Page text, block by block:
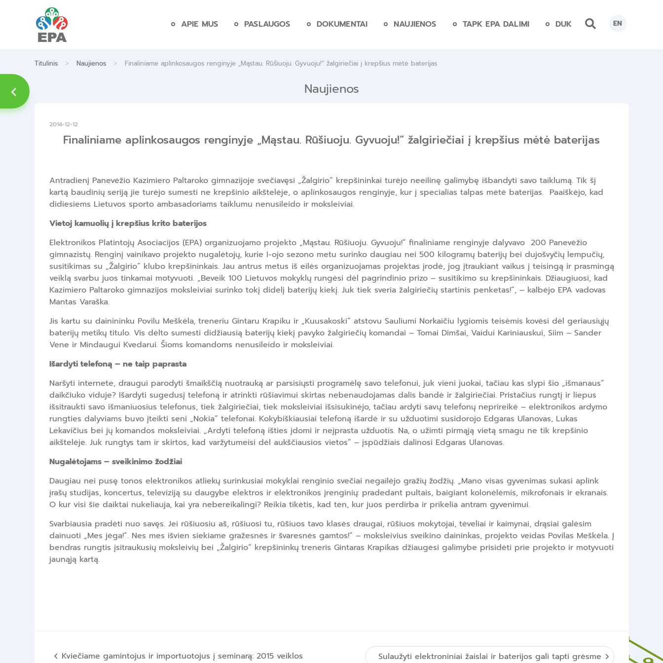
APIE MUS PASLAUGOS DOKUMENTAI NAUJIENOS TAPK EPA DALIMI DUK EN
Titulinis > Naujienos > Finaliniame aplinkosaugos renginyje „Mąstau. Rūšiuoju. Gyvuoju!” žalgiriečiai į krepšius mėtė baterijas
Naujienos
2014-12-12
Finaliniame aplinkosaugos renginyje „Mąstau. Rūšiuoju. Gyvuoju!” žalgiriečiai į krepšius mėtė baterijas
Antradienį Panevėžio Kazimiero Paltaroko gimnazijoje svečiavęsi „Žalgirio“ krepšininkai turėjo neeilinę galimybę išbandyti savo taiklumą. Tik šį
kartą baudinių seriją jie turėjo sumesti ne krepšinio aikštelėje, o aplinkosaugos renginyje, kur į specialias talpas mėtė baterijas. Paaiškėjo, kad
didiesiems Lietuvos sporto ambasadoriams taiklumu nenusileido ir moksleiviai.
Vietoj kamuolių į krepšius krito baterijos
Elektronikos Platintojų Asociacijos (EPA) organizuojamo projekto „Mąstau. Rūšiuoju. Gyvuoju!“ finaliniame renginyje dalyvavo 200 Panevėžio
gimnazistų. Renginį vainikavo projekto nugalėtojų, kurie I-ojo sezono metu surinko daugiau nei 500 kilogramų baterijų bei dujošvyčių lempučių,
susitikimas su „Žalgirio“ klubo krepšininkais. Jau antrus metus iš eilės organizuojamas projektas įrodė, jog įtraukiant vaikus į teisingą ir prasmingą
veiklą svarbu juos tinkamai motyvuoti. „Beveik 100 Lietuvos mokyklų rungėsi dėl pagrindinio prizo – susitikimo su krepšininkais. Džiaugiuosi, kad
Kazimiero Paltaroko gimnazijos moksleiviai surinko tokį didelį baterijų kiekį. Juk tiek sveria žalgiriečių startinis penketas!”, – kalbėjo EPA vadovas
Mantas Varaška.
Jis kartu su dainininku Povilu Meškėla, treneriu Gintaru Krapiku ir „Kuusakoski“ atstovu Sauliumi Norkaičiu lygiomis teisėmis kovėsi dėl geriausiųjų
baterijų metikų titulo. Vis dėlto sumesti didžiausią baterijų kiekį pavyko žalgiriečių komandai – Tomai Dimšai, Vaidui Kariniauskui, Siim – Sander
Vene ir Mindaugui Kvedarui. Šioms komandoms nenusileido ir moksleiviai.
Išardyti telefoną – ne taip paprasta
Naršyti internete, draugui parodyti šmaikščią nuotrauką ar parsisiųsti programėlę savo telefonui, juk vieni juokai, tačiau kas slypi šio „išmanaus“
daikčiuko viduje? Išardyti sugedusį telefoną ir atrinkti rūšiavimui skirtas nebenaudojamas dalis bandė ir žalgiriečiai. Pristačius rungtį ir liepus
išsitraukti savo išmaniuosius telefonus, tiek žalgiriečiai, tiek moksleiviai išsisukinėjo, tačiau ardyti savų telefonų neprireikė – elektronikos ardymo
rungties dalyviams buvo įteikti seni „Nokia“ telefonai. Kokybiškiausiai telefoną išardė ir su užduotimi susidorojo Edgaras Ulanovas, Lukas
Lekavičius bei jų komandos moksleiviai. „Ardyti telefoną išties įdomi ir neįprasta užduotis. Na, o užimti pirmąją vietą smagu ne tik krepšinio
aikštelėje. Juk rungtys tam ir skirtos, kad varžytumeisi dėl aukščiausios vietos“ – įspūdžiais dalinosi Edgaras Ulanovas.
Nugalėtojams – sveikinimo žodžiai
Daugiau nei pusę tonos elektronikos atliekų surinkusiai mokyklai renginio svečiai negailėjo gražių žodžių. „Mano visas gyvenimas sukasi aplink
įrašų studijas, koncertus, televiziją su daugybe elektros ir elektronikos įrenginių: pradedant pultais, baigiant kolonėlėmis, mikrofonais ir ekranais.
O kur visi šie daiktai nukeliauja, kai yra nebereikalingi? Reikia tikėtis, kad ten, kur juos perdirba ir prikelia antram gyvenimui.
Svarbiausia pradėti nuo savęs. Jei rūšiuosiu aš, rūšiuosi tu, rūšiuos tavo klasės draugai, rūšiuos mokytojai, tėveliai ir kaimynai, drąsiai galėsim
dainuoti „Mes jėga!“. Nes mes išvien siekiame gražesnės ir švaresnės gamtos!“ – moksleivius sveikino daininkas, projekto veidas Povilas Meškėla. Į
bendras rungtis įsitraukusių moksleivių bei „Žalgirio“ krepšininkų treneris Gintaras Krapikas džiaugėsi galimybe prisidėti prie projekto ir motyvuoti
jaunąją kartą.
Navigacija
Kviečiame gamintojus ir importuotojus į seminarą: 2015 veiklos Sulaužyti elektroniniai žaislai ir baterijos gali tapti grėsme